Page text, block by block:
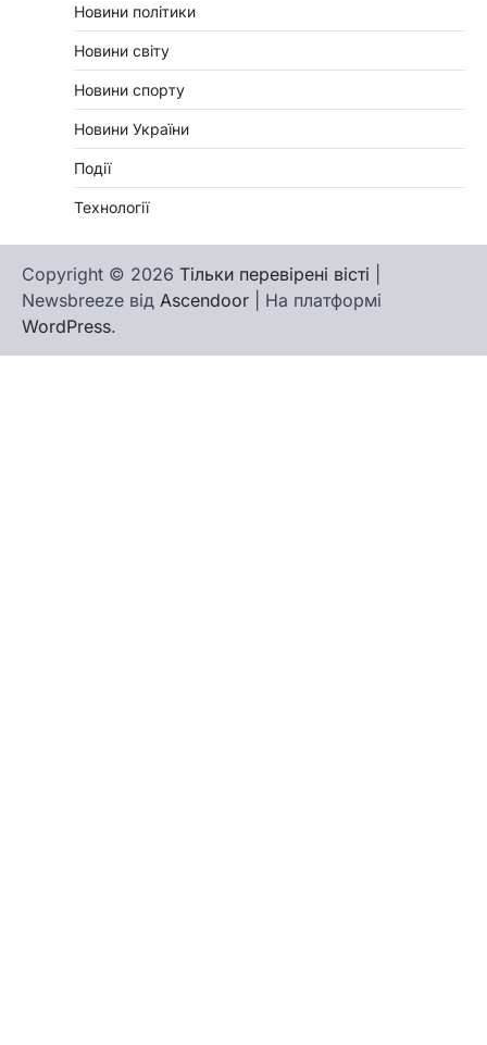
Новини політики
Новини світу
Новини спорту
Новини України
Події
Технології
Copyright © 2026 Тільки перевірені вісті
Newsbreeze від Ascendoor | На платформі
WordPress.